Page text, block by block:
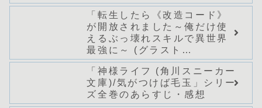
「転生したら《改造コード》
が開放されました～俺だけ使
えるぶっ壊れスキルで異世界
最強に～ (グラスト
NOVELS)/どまどま」シリー
ズ全巻のあらすじ・感想
「神様ライフ (角川スニーカー
文庫)/気がつけば毛玉」シリー
ズ全巻のあらすじ・感想